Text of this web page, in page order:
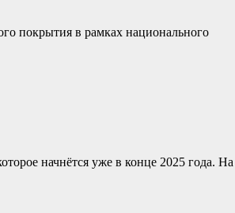
покрытия в рамках национального
начнётся уже в конце 2025 года. На